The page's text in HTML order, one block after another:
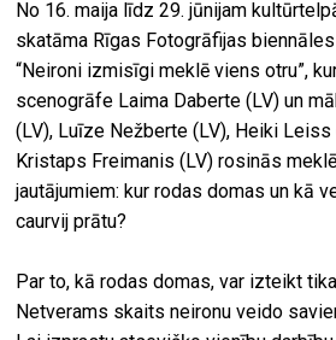
No 16. maija līdz 29. jūnijam
skatāma Rīgas Fotogrāfijas
“Neironi izmisīgi meklē viens otru”,
scenogrāfe Laima Daberte (LV) un
(LV), Luīze Nežberte (LV), Heiki Leiss
Kristaps Freimanis (LV) rosinās
jautājumiem: kur rodas domas un kā
caurvij prātu?
Par to, kā rodas domas, var izteikt
Netverams skaits neironu veido